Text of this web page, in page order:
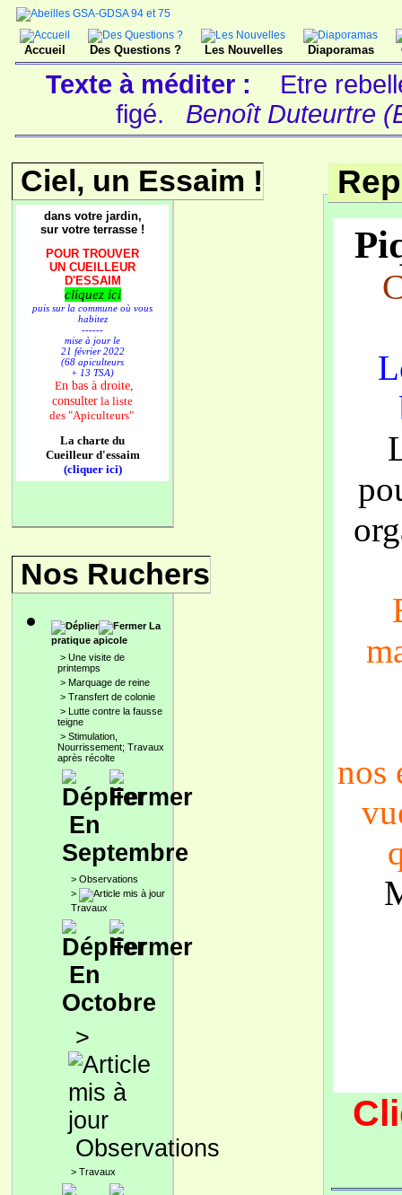
Accueil Des Questions ? Les Nouvelles Diaporamas
Texte à méditer :
Etre
figé.
Benoît Duteurtre
Ciel, un Essaim !
dans votre jardin,
sur votre terrasse !
POUR TROUVER
UN CUEILLEUR
D'ESSAIM
cliquez ici
puis sur la commune où vous
habitez
------
mise à jour le
21 février 2022
(68 apiculteurs
+ 13 TSA)
En bas à droite,
consulter la liste
des "Apiculteurs"
La charte du
Cueilleur d'essaim
(cliquer ici)
Nos Ruchers
La
pratique apicole
> Une visite de
printemps
> Marquage de reine
> Transfert de colonie
> Lutte contre la fausse
teigne
> Stimulation,
Nourrissement; Travaux
après récolte
En
Septembre
> Observations
>
Travaux
En
Octobre
>
Observations
> Travaux
nos